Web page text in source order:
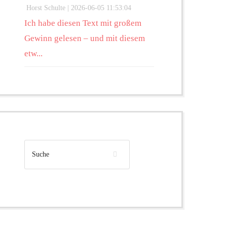
Horst Schulte | 2026-06-05 11:53:04
Ich habe diesen Text mit großem
Gewinn gelesen – und mit diesem
etw...